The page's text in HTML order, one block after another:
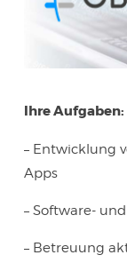
Ihre Aufgaben:
– Entwicklung
Apps
– Software-
– Betreuung